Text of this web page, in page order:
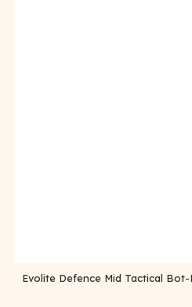
Evolite Defence Mid Tactical Bot-